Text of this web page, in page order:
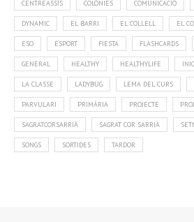
CENTREASSÍS COLÒNIES COMUNICACIÓ
DYNAMIC EL BARRI EL COLLELL EL
ESO ESPORT FIESTA FLASHCARDS
GENERAL HEALTHY HEALTHYLIFE
LA CLASSE LADYBUG LEMA DEL CURS
PARVULARI PRIMÀRIA PROJECTE
SAGRATCORSARRIÀ SAGRAT COR SARRIÀ
SONGS SORTIDES TARDOR